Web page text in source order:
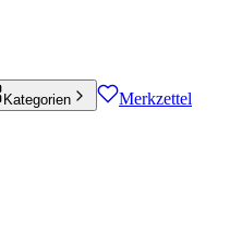
Kategorien Merkzettel